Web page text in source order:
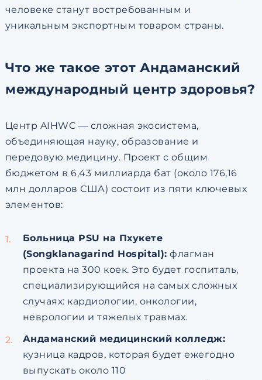
человеке станут востребованным и
уникальным экспортным товаром страны.
Что же такое этот Андаманский
международный центр здоровья?
Центр AIHWC — сложная экосистема,
объединяющая науку, образование и
передовую медицину. Проект с общим
бюджетом в 6,43 миллиарда бат (около 176,16
млн долларов США) состоит из пяти ключевых
элементов:
Больница PSU на Пхукете
(Songklanagarind Hospital): флагман
проекта на 300 коек. Это будет госпиталь,
специализирующийся на самых сложных
случаях: кардиологии, онкологии,
неврологии и тяжелых травмах.
Андаманский медицинский колледж:
кузница кадров, которая будет ежегодно
выпускать около 110